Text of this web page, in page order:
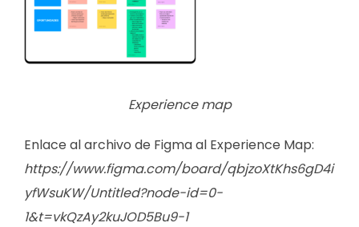
Experience map
Enlace al archivo de Figma al Experience Map:
https://www.figma.com/board/qbjzoXtKhs6gD4i
yfWsuKW/Untitled?node-id=0-
1&t=vkQzAy2kuJOD5Bu9-1